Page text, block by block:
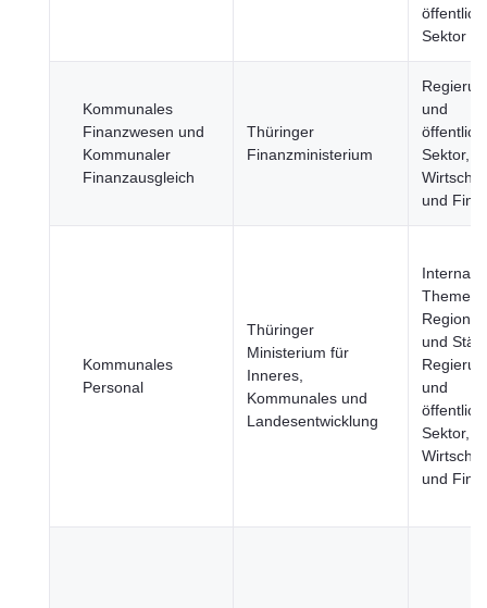
Sektor
Kommunales
Finanzwesen und
Kommunaler
Finanzausgleich
Thüringer
Finanzministerium
und
Sektor,
und
Kommunales
Personal
Thüringer
Ministerium für
Inneres,
Kommunales und
Landesentwicklung
Themen,
Regionen
und
und
Sektor,
und